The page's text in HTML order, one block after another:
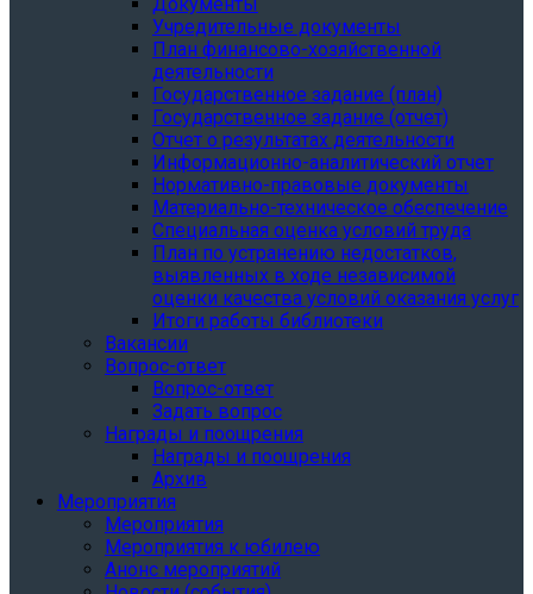
Учредительные документы
План финансово-хозяйственной
деятельности
Государственное задание (план)
Государственное задание (отчет)
Отчет о результатах деятельности
Информационно-аналитический отчет
Нормативно-правовые документы
Материально-техническое обеспечение
Специальная оценка условий труда
План по устранению недостатков,
выявленных в ходе независимой
оценки качества условий оказания услуг
Итоги работы библиотеки
Вакансии
Вопрос-ответ
Вопрос-ответ
Задать вопрос
Награды и поощрения
Награды и поощрения
Архив
Мероприятия
Мероприятия
Мероприятия к юбилею
Анонс мероприятий